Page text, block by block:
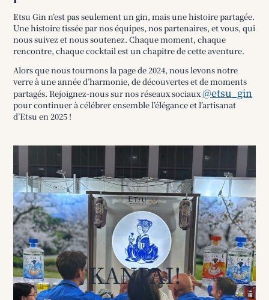
Etsu Gin n’est pas seulement un gin, mais une histoire partagée.
Une histoire tissée par nos équipes, nos partenaires, et vous, qui
nous suivez et nous soutenez. Chaque moment, chaque
rencontre, chaque cocktail est un chapitre de cette aventure.
Alors que nous tournons la page de 2024, nous levons notre
verre à une année d’harmonie, de découvertes et de moments
partagés. Rejoignez-nous sur nos réseaux sociaux@etsu_gin
pour continuer à célébrer ensemble l’élégance et l’artisanat
d’Etsu en 2025 !
KANPAI!